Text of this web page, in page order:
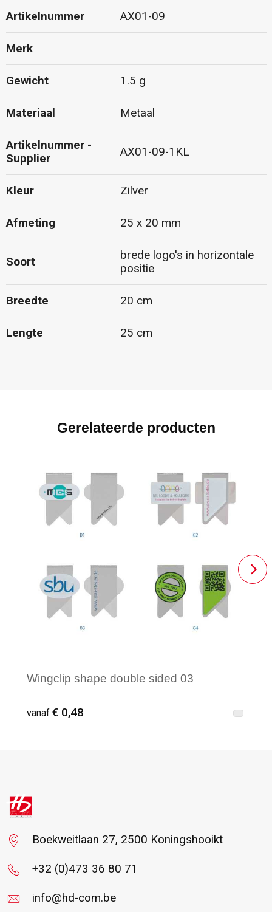
Artikelnummer AX01-09
Merk
Gewicht 1.5 g
Materiaal Metaal
Artikelnummer -
Supplier
AX01-09-1KL
Kleur Zilver
Afmeting 25 x 20 mm
Soort
brede logo's in horizontale
positie
Breedte 20 cm
Lengte 25 cm
Gerelateerde producten
Wingclip shape double sided 03
vanaf € 0,48
Boekweitlaan 27, 2500 Koningshooikt
+32 (0)473 36 80 71
info@hd-com.be